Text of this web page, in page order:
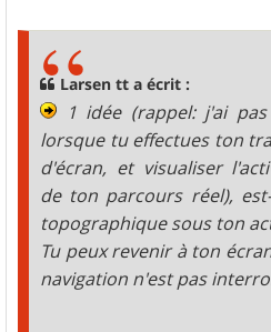
Larsen tt a écrit :
1 idée (rappel: j'ai
lorsque tu effectues ton
d'écran, et visualiser
de ton parcours réel),
topographique sous ton
Tu peux revenir à ton
navigation n'est pas